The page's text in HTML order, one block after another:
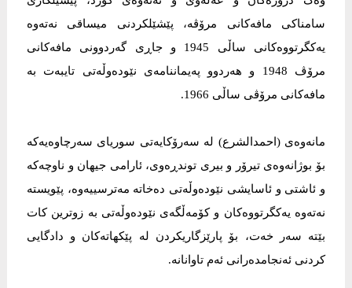
سامناکی مافەکانی مرۆڤە، پێشێلکردنی میساقی نەتەوە
یەکگرتووەکانی ساڵی 1945 و جاڕی گەردوونی مافەکانی
مرۆڤ 1948 و هەردوو پەیماننامەی نێودەوڵەتی تایبەت بە
مافەکانی مرۆڤی ساڵی 1966.
مانەوەی (احمدالشرع) لە سەرۆکایەتی سوریای سەرچاوەیەکە
بۆ بوژانەوەی تیرۆر و بیری توندڕەوی، ئارامی جیهان و ناوچەکە
و ئاشتی و ئاسایشی نێودەوڵەتی دەخاتە مەترسییەوە، پێویستە
نەتەوە یەکگرتووەکان و کۆمەڵگەی نێودەوڵەتی بە زوترین کات
بێتە سەر خەت، بۆ پارێزگاریکردن لە پێکهاتەکان و دادگایی
کردنی ئەنجامدەرانی ئەم تاوانانە.